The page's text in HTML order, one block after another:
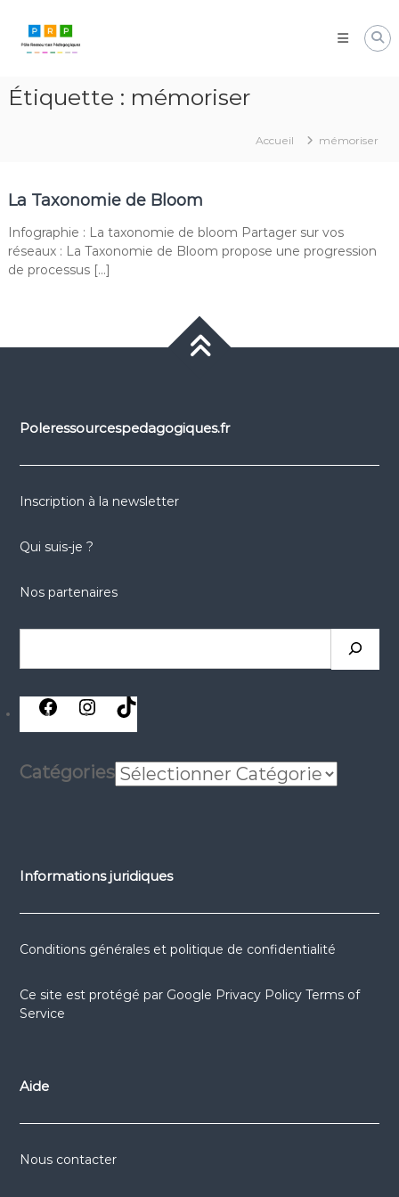
contenu
Pôle
Ressources
les
compétences
Étiquette : mémoriser
Accueil mémoriser
La Taxonomie de Bloom
Infographie : La taxonomie de bloom Partager sur vos
réseaux : La Taxonomie de Bloom propose une progression
de processus […]
Poleressourcespedagogiques.fr
Inscription à la newsletter
Qui suis-je ?
Nos partenaires
réseaux réseaux
sociaux
réseaux
Catégories
Informations juridiques
Conditions générales et politique de confidentialité
Ce site est protégé par Google Privacy Policy Terms of
Service
Aide
Nous contacter